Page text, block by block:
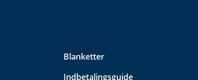
Blanketter
Indbetalingsguide